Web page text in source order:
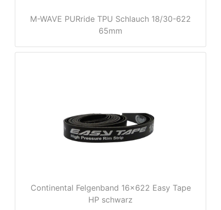
M-WAVE PURride TPU Schlauch 18/30-622
65mm
Continental Felgenband 16x622 Easy Tape
HP schwarz